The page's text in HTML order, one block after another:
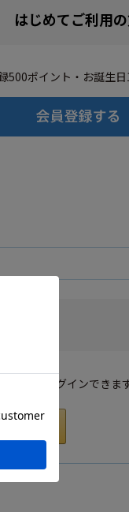
はじめてご利用
イント・お誕生日
ドでログインできます